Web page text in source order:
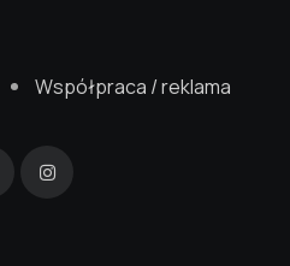
Współpraca / reklama